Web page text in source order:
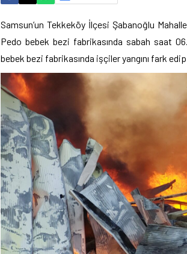
Samsun’un Tekkeköy İlçesi Şabanoğlu
Pedo bebek bezi fabrikasında sabah saat
bebek bezi fabrikasında işçiler yangını fark